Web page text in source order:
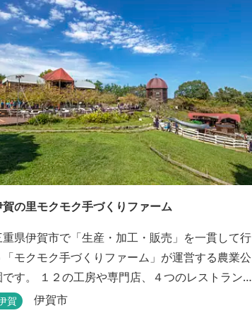
賀の里モクモク手づくりファーム
重県伊賀市で「生産・加工・販売」を一貫して行
「モクモク手づくりファーム」が運営する農業公
です。 １２の工房や専門店、４つのレストラン・
フェ、３箇所の体験教室がある他、田んぼやいか
賀 伊賀市